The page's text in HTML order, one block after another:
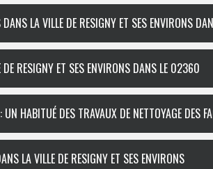
DANS LA VILLE DE RESIGNY ET SES ENVIRONS
DE RESIGNY ET SES ENVIRONS DANS LE 02360
HABITUÉ DES TRAVAUX DE NETTOYAGE DES
LA VILLE DE RESIGNY ET SES ENVIRONS